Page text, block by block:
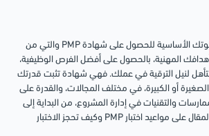
اجتياز اختبار PMP أصبح خطوتك الأساسية للحصول على شهادة PMP والتي من
المهنية، بالحصول على أفضل الفرص الوظيفية،
لنيل الترقية في عملك. فهي شهادة تثبت قدرتك
أو الكبيرة، في مختلف المجالات، والقدرة على
والتقنيات في إدارة المشروع، من البداية إلى
النهاية. ستتعرف في هذا المقال على مواعيد اختبار PMP وكيف تحجز الاختبار